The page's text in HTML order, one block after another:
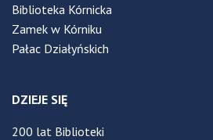
Biblioteka Kórnicka
Zamek w Kórniku
Pałac Działyńskich
DZIEJE SIĘ
200 lat Biblioteki